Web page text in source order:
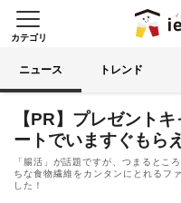
カテゴリ
る
ニュース トレンド
【PR】プレゼント
ートでいますぐもら
「腸活」が話題ですが、つまるとこ
ちな食物繊維をカンタンにとれるフ
した！